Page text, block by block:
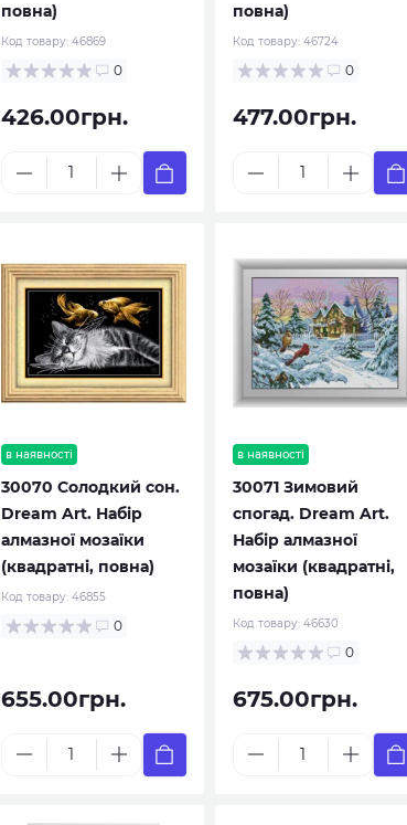
повна)
Код товару: 46869
0
426.00грн.
повна)
Код товару: 46724
0
477.00грн.
в наявності
30070 Солодкий сон.
Dream Art. Набір
алмазної мозаїки
(квадратні, повна)
Код товару: 46855
0
655.00грн.
в наявності
30071 Зимовий
спогад. Dream Art.
Набір алмазної
мозаїки (квадратні,
повна)
Код товару: 46630
0
675.00грн.